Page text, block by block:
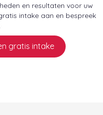
en resultaten voor uw
intake aan en bespreek
gratis intake